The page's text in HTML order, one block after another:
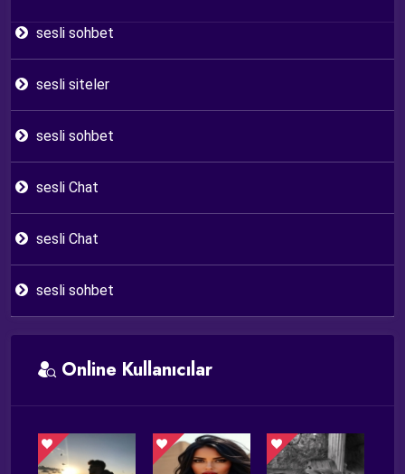
sesli sohbet
sesli siteler
sesli sohbet
sesli Chat
sesli Chat
sesli sohbet
Online Kullanıcılar